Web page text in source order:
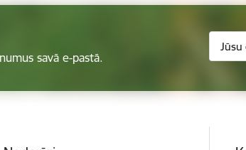
savā e-pastā.